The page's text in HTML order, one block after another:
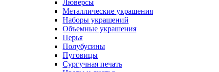
Люверсы
Металлические украшения
Наборы украшений
Объемные украшения
Перья
Полубусины
Пуговицы
Сургучная печать